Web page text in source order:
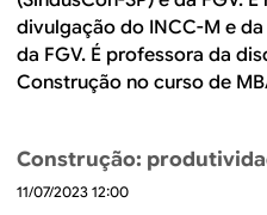
R
E
e
b
s
divulgação do INCC-M e
da FGV. É professora da
Construção no curso de
Construção:
11/07/2023 12:00